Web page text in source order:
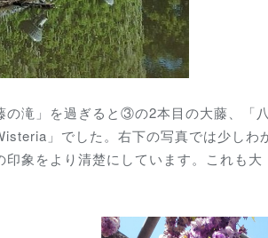
滝」を過ぎると③の2本目の大藤、「八
」でした。右下の写真では少しわ
象をより清楚にしています。これも大